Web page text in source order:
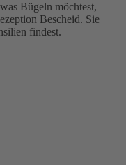
Bügeln möchtest,
Bescheid. Sie
findest.